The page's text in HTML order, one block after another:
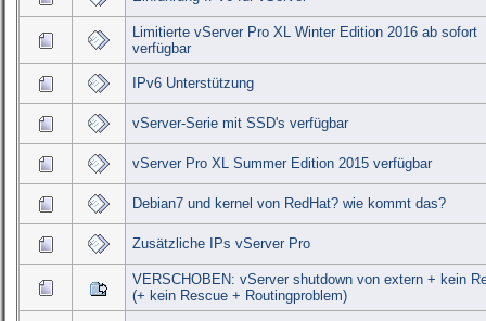
Limitierte vServer Pro XL Winter Edition 2016 ab sofort
verfügbar
IPv6 Unterstützung
vServer-Serie mit SSD's verfügbar
vServer Pro XL Summer Edition 2015 verfügbar
Debian7 und kernel von RedHat? wie kommt das?
Zusätzliche IPs vServer Pro
VERSCHOBEN: vServer shutdown von extern + kein
(+ kein Rescue + Routingproblem)